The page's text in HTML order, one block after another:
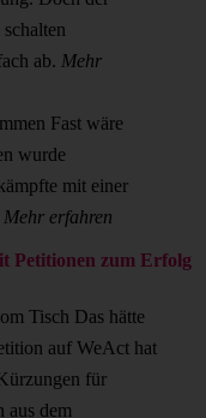
ab. Mehr
Fast wäre
wurde
mit einer
Mehr erfahren
Petitionen zum Erfolg
Tisch Das hätte
auf WeAct hat
für
aus dem